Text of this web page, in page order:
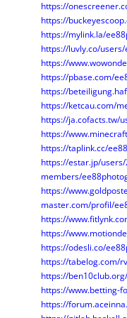
https://
https://
https://mylink.la/
https://luvly.co/
https://
https://pbase.com/
https://
https://ketcau.com/
https://ja.cofacts.tw/
https://
https://taplink.cc/
https://estar.jp/
members/
https://
master.com/profil/
https://
https://
https://odesli.co/
https://tabelog.com/
https://
https://www.betting-
https://